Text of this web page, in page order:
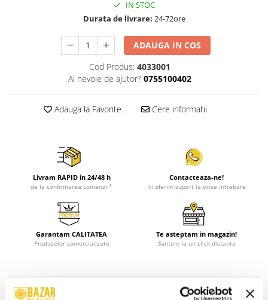
IN STOC
Durata de livrare: 24-72ore
ADAUGA IN COS
Cod Produs: 4033001
Ai nevoie de ajutor? 0755100402
Adauga la Favorite Cere informatii
Livram RAPID in 24/48 h
de la confirmarea comenzii*
Contacteaza-ne!
Iti oferim suport la orice intrebare
Garantam CALITATEA
Produselor comercializate
Te asteptam in magazin!
Suntem la un click distanta
Descriere